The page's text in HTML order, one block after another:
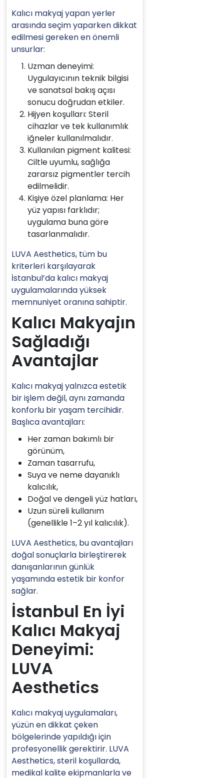
Kalıcı makyaj yapan yerler
arasında seçim yaparken dikkat
edilmesi gereken en önemli
unsurlar:
Uzman deneyimi:
Uygulayıcının teknik bilgisi
ve sanatsal bakış açısı
sonucu doğrudan etkiler.
Hijyen koşulları: Steril
cihazlar ve tek kullanımlık
iğneler kullanılmalıdır.
Kullanılan pigment kalitesi:
Ciltle uyumlu, sağlığa
zararsız pigmentler tercih
edilmelidir.
Kişiye özel planlama: Her
yüz yapısı farklıdır;
uygulama buna göre
tasarlanmalıdır.
LUVA Aesthetics, tüm bu
kriterleri karşılayarak
İstanbul’da kalıcı makyaj
uygulamalarında yüksek
memnuniyet oranına sahiptir.
Kalıcı Makyajın
Sağladığı
Avantajlar
Kalıcı makyaj yalnızca estetik
bir işlem değil, aynı zamanda
konforlu bir yaşam tercihidir.
Başlıca avantajları:
Her zaman bakımlı bir
görünüm,
Zaman tasarrufu,
Suya ve neme dayanıklı
kalıcılık,
Doğal ve dengeli yüz hatları,
Uzun süreli kullanım
(genellikle 1–2 yıl kalıcılık).
LUVA Aesthetics, bu avantajları
doğal sonuçlarla birleştirerek
danışanlarının günlük
yaşamında estetik bir konfor
sağlar.
İstanbul En İyi
Kalıcı Makyaj
Deneyimi:
LUVA
Aesthetics
Kalıcı makyaj uygulamaları,
yüzün en dikkat çeken
bölgelerinde yapıldığı için
profesyonellik gerektirir. LUVA
Aesthetics, steril koşullarda,
medikal kalite ekipmanlarla ve